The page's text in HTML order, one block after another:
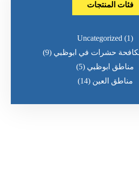
فئات المنتجات
Uncategorized (1)
حشرات في ابوظبي (9)
مناطق ابوظبي (5)
مناطق العين (14)